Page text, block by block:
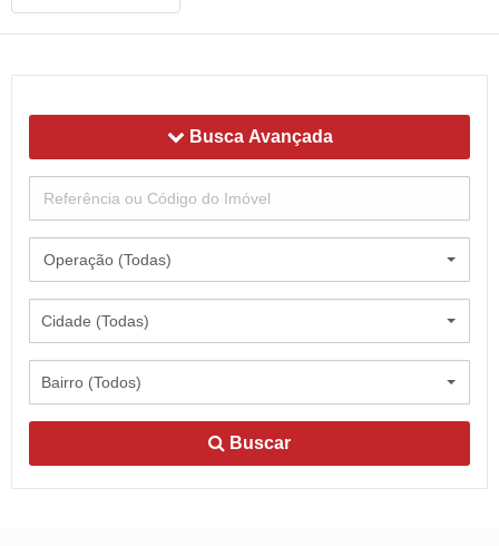
Busca Avançada
Operação (Todas)
Cidade (Todas)
Bairro (Todos)
Buscar